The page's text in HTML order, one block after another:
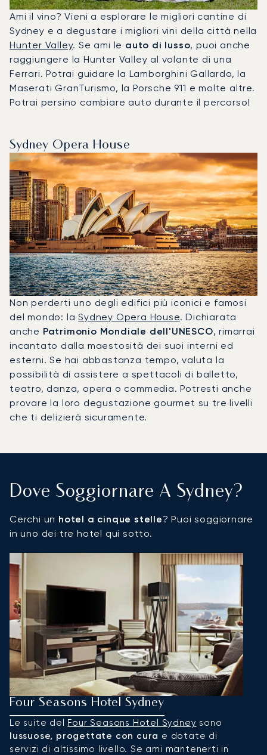
Ami il vino? Vieni a esplorare le migliori cantine di
Sydney e a degustare i migliori vini della città nella
Hunter Valley. Se ami le auto di lusso, puoi anche
raggiungere la Hunter Valley al volante di una
Ferrari. Potrai guidare la Lamborghini Gallardo, la
Maserati GranTurismo, la Porsche 911 e molte altre.
Potrai persino cambiare auto durante il percorso!
Sydney Opera House
Non perderti uno degli edifici più iconici e famosi
del mondo: laSydney Opera House. Dichiarata
anche Patrimonio Mondiale dell'UNESCO, rimarrai
incantato dalla maestosità dei suoi interni ed
esterni. Se hai abbastanza tempo, valuta la
possibilità di assistere a spettacoli di balletto,
teatro, danza, opera o commedia. Potresti anche
provare la loro degustazione gourmet su tre livelli
che ti delizierà sicuramente.
Dove Soggiornare A Sydney?
Cerchi un hotel a cinque stelle? Puoi soggiornare
in uno dei tre hotel qui sotto.
Four Seasons Hotel Sydney
Le suite del Four Seasons Hotel Sydney sono
lussuose, progettate con cura e dotate di
servizi di altissimo livello. Se ami mantenerti in